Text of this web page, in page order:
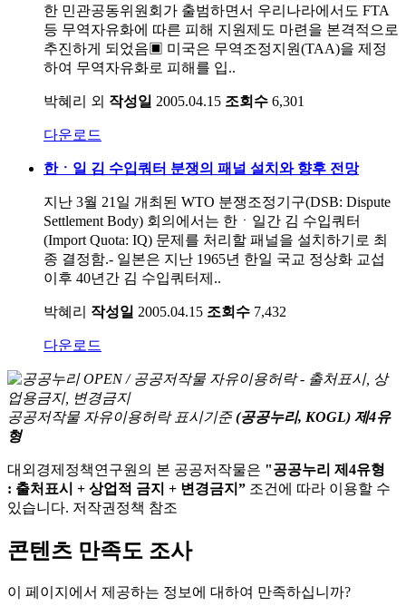
한 민관공동위원회가 출범하면서 우리나라에서도 FTA
등 무역자유화에 따른 피해 지원제도 마련을 본격적으로
추진하게 되었음▣ 미국은 무역조정지원(TAA)을 제정
하여 무역자유화로 피해를 입..
박혜리 외 작성일 2005.04.15 조회수 6,301
다운로드
한ㆍ일 김 수입쿼터 분쟁의 패널 설치와 향후 전망
지난 3월 21일 개최된 WTO 분쟁조정기구(DSB: Dispute
Settlement Body) 회의에서는 한ㆍ일간 김 수입쿼터
(Import Quota: IQ) 문제를 처리할 패널을 설치하기로 최
종 결정함.- 일본은 지난 1965년 한일 국교 정상화 교섭
이후 40년간 김 수입쿼터제..
박혜리 작성일 2005.04.15 조회수 7,432
다운로드
공공저작물 자유이용허락 표시기준 (공공누리, KOGL) 제4유
형
대외경제정책연구원의 본 공공저작물은 "공공누리 제4유형
: 출처표시 + 상업적 금지 + 변경금지” 조건에 따라 이용할 수
있습니다. 저작권정책 참조
콘텐츠 만족도 조사
이 페이지에서 제공하는 정보에 대하여 만족하십니까?